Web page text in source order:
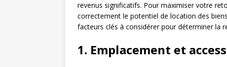
revenus significatifs. Pour maximiser votre
correctement le potentiel de location des
facteurs clés à considérer pour déterminer la
1. Emplacement et